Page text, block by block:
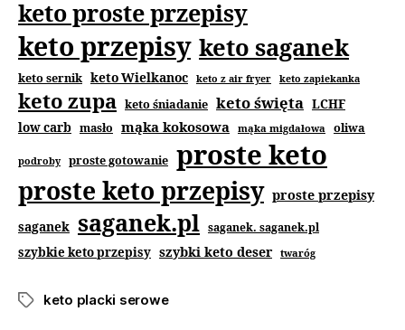
keto proste przepisy
keto przepisy keto saganek
keto sernik keto Wielkanoc keto z air fryer keto zapiekanka
keto zupa keto śniadanie keto święta LCHF
low carb masło mąka kokosowa mąka migdałowa oliwa
podroby proste gotowanie proste keto
proste keto przepisy proste przepisy
saganek saganek.pl saganek. saganek.pl
szybkie keto przepisy szybki keto deser twaróg
keto placki serowe